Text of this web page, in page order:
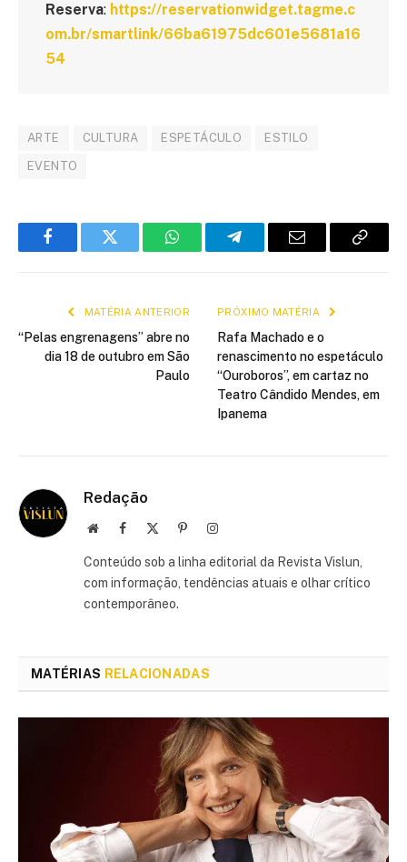
Reserva: https://reservationwidget.tagme.c
om.br/smartlink/66ba61975dc601e5681a16
54
ARTE CULTURA ESPETÁCULO ESTILO
EVENTO
FacebookTwitter WhatsAppTelegramE-
Copiar
MATÉRIA ANTERIOR
“Pelas engrenagens” abre no
dia 18 de outubro em São
Paulo
PRÓXIMO MATÉRIA
Rafa Machado e o
renascimento no espetáculo
“Ouroboros”, em cartaz no
Teatro Cândido Mendes, em
Ipanema
Redação
Site Facebook PinterestInstagram
Conteúdo sob a linha editorial da Revista Vislun,
com informação, tendências atuais e olhar crítico
contemporâneo.
MATÉRIAS RELACIONADAS